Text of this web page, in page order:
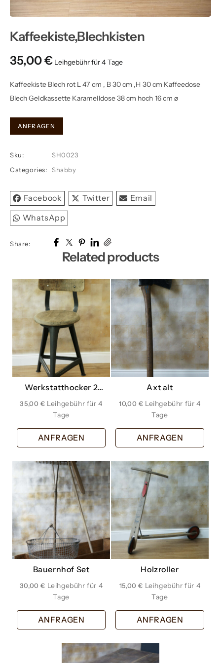
Kaffeekiste,Blechkisten
35,00€
Kaffeekiste Blech rot L 47 cm , B 30 cm ,H 30 cm Kaffeedose
Blech Geldkassette Karamelldose 38 cm hoch 16 cm ø
Kaffeekiste,Blechkisten
quantity
ANFRAGEN
Sku:
SH0023
Categories:
Shabby
Facebook Twitter
Email
WhatsApp
Share:
Related products
Werkstatthocker 2
35,00 €
ANFRAGEN
Axt alt
10,00 €
ANFRAGEN
Bauernhof Set
30,00€
ANFRAGEN
Holzroller
15,00€
ANFRAGEN